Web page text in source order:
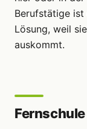
Berufstätige ist
Lösung, weil
auskommt.